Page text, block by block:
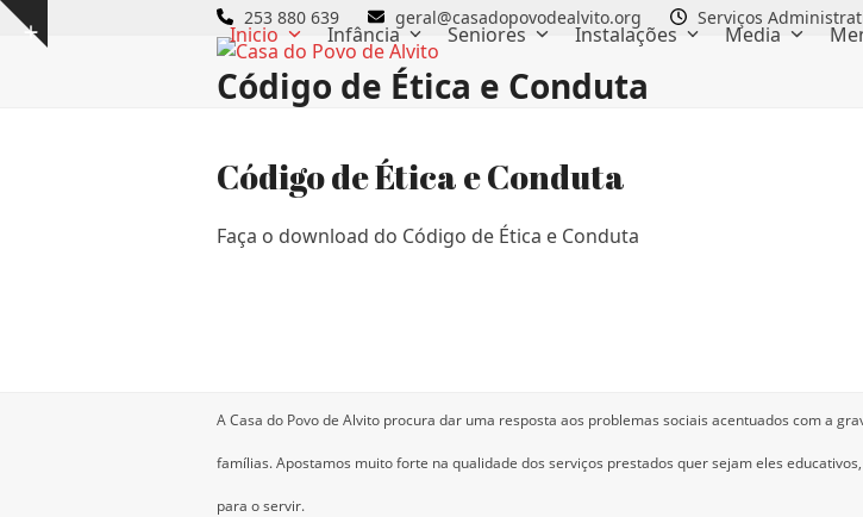
Skip
Show
253 880 639 geral@casadopovodealvito.org Serviços
Inicio Infância Seniores Instalações Media
Código de Ética e Conduta
Código de Ética e Conduta
Faça o download do Código de Ética e Conduta
A Casa do Povo de Alvito procura dar uma resposta aos problemas sociais acentuados com a
famílias.Apostamos muito forte na qualidade dos serviços prestados quer sejam eles
para o servir.